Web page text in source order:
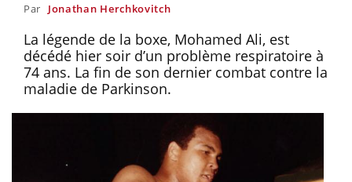
Par Jonathan Herchkovitch
La légende de la boxe, Mohamed Ali, est
décédé hier soir d’un problème respiratoire à
74 ans. La fin de son dernier combat contre la
maladie de Parkinson.